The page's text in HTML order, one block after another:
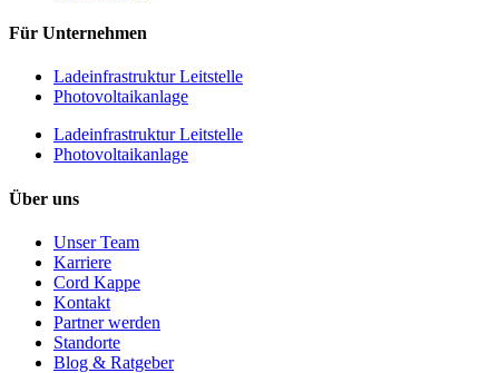
Für Unternehmen
Ladeinfrastruktur Leitstelle
Photovoltaikanlage
Ladeinfrastruktur Leitstelle
Photovoltaikanlage
Über uns
Unser Team
Karriere
Cord Kappe
Kontakt
Partner werden
Standorte
Blog & Ratgeber